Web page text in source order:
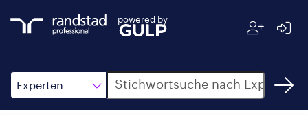
powered by
Experten
Suche